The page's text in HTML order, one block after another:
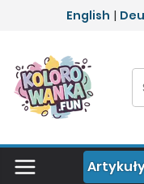
Przejdź do treści
English |